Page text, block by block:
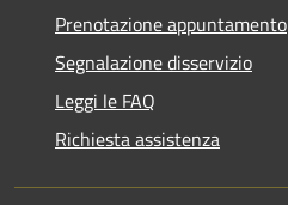
Prenotazione appuntamento
Segnalazione disservizio
Leggi le FAQ
Richiesta assistenza